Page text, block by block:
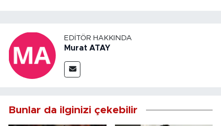
EDITÖR HAKKINDA
Murat ATAY
Bunlar da ilginizi çekebilir